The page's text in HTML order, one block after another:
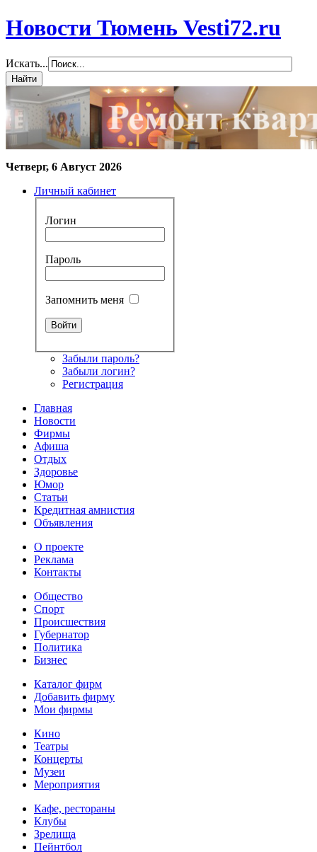
Новости Тюмень Vesti72.ru
Искать...
Четверг, 6 Август 2026
Личный кабинет
Логин
Пароль
Запомнить меня
Забыли пароль?
Забыли логин?
Регистрация
Главная
Новости
Фирмы
Афиша
Отдых
Здоровье
Юмор
Статьи
Кредитная амнистия
Объявления
О проекте
Реклама
Контакты
Общество
Спорт
Происшествия
Губернатор
Политика
Бизнес
Каталог фирм
Добавить фирму
Мои фирмы
Кино
Театры
Концерты
Музеи
Мероприятия
Кафе, рестораны
Клубы
Зрелища
Пейнтбол